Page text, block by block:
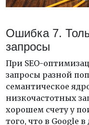
Ошибка 7.
запросы
При SEO-
запросы разной
семантическое
низкочастотных
хорошем счету у
того, что в Google